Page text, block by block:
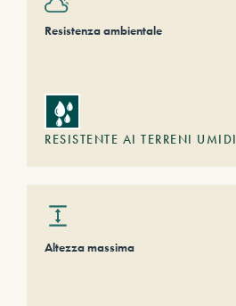
Resistenza ambientale
RESISTENTE AI TERRENI UMIDI
Altezza massima